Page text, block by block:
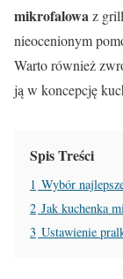
mikrofalowaz
nieocenionym
Warto również
ją w koncepcję
Spis Treści
1 Wybór
2 Jak kuchenka
3 Ustawienie